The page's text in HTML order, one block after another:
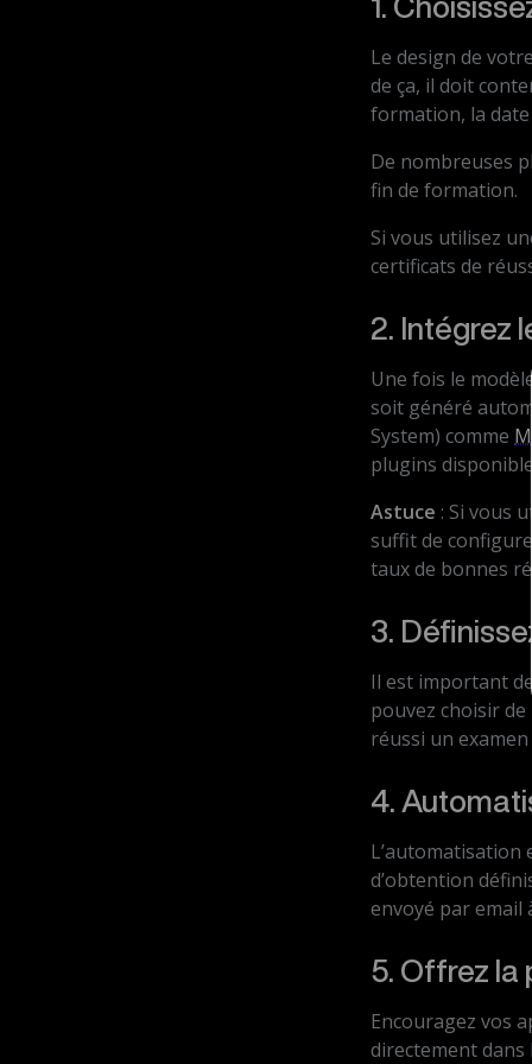
Le design de
de ça, il doit
formation, la
De nombreuses
fin de formation.
Si vous utilisez
certificats de
2. Intégrez
Une fois le
soit généré
System) comme
plugins
Astuce : Si vous
suffit de
taux de bonnes
3.
Il est important
pouvez choisir
réussi un examen
4.
L’automatisation
d’obtention
envoyé par email
5. Offrez la
Encouragez vos
directement dans